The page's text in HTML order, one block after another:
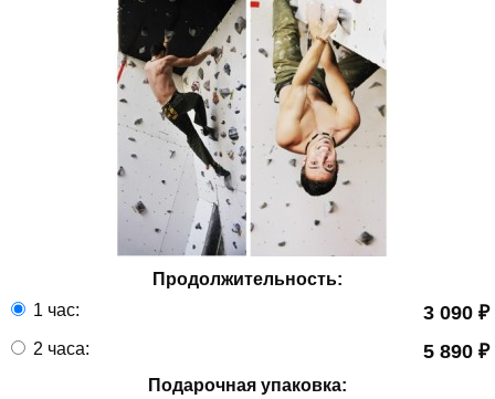
Продолжительность:
1 час:
3 090 ₽
2 часа: 5 890 ₽
Подарочная упаковка: